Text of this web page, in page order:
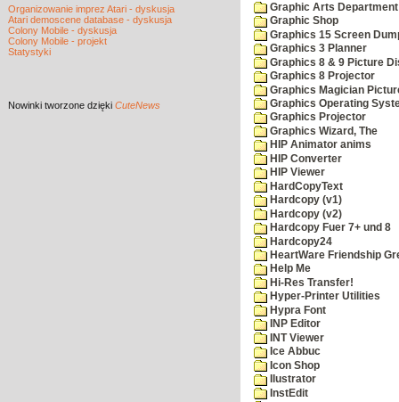
Organizowanie imprez Atari - dyskusja
Atari demoscene database - dyskusja
Colony Mobile - dyskusja
Colony Mobile - projekt
Statystyki
Nowinki tworzone dzięki CuteNews
Graphic Arts Department
Graphic Shop
Graphics 15 Screen
Graphics 3 Planner
Graphics 8 & 9 Picture
Graphics 8 Projector
Graphics Magician
Graphics Operating
Graphics Projector
Graphics Wizard, The
HIP Animator anims
HIP Converter
HIP Viewer
HardCopyText
Hardcopy (v1)
Hardcopy (v2)
Hardcopy Fuer 7+ und 8
Hardcopy24
HeartWare Friendship
Help Me
Hi-Res Transfer!
Hyper-Printer Utilities
Hypra Font
INP Editor
INT Viewer
Ice Abbuc
Icon Shop
Ilustrator
InstEdit